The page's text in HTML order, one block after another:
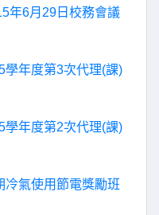
年6月29日校務會議
學年度第3次代理(課)
學年度第2次代理(課)
冷氣使用節電獎勵班